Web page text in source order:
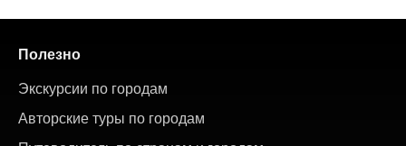
Полезно
Экскурсии по городам
Авторские туры по городам